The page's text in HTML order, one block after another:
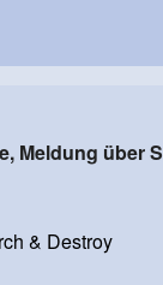
Meldung über
& Destroy